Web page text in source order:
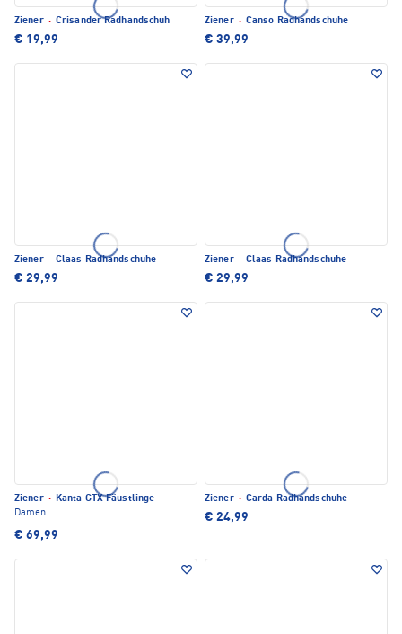
Ziener · Crisander Radhandschuh
€ 19,99
Ziener · Canso Radhandschuhe
€ 39,99
Ziener · Claas Radhandschuhe
€ 29,99
Ziener · Claas Radhandschuhe
€ 29,99
Ziener · Kanta GTX Fäustlinge
Damen
€ 69,99
Ziener · Carda Radhandschuhe
€ 24,99